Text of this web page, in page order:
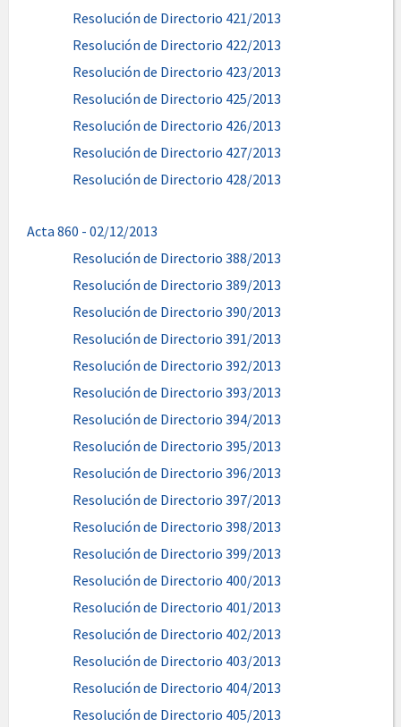
Resolución de Directorio 421/2013
Resolución de Directorio 422/2013
Resolución de Directorio 423/2013
Resolución de Directorio 425/2013
Resolución de Directorio 426/2013
Resolución de Directorio 427/2013
Resolución de Directorio 428/2013
Acta 860 - 02/12/2013
Resolución de Directorio 388/2013
Resolución de Directorio 389/2013
Resolución de Directorio 390/2013
Resolución de Directorio 391/2013
Resolución de Directorio 392/2013
Resolución de Directorio 393/2013
Resolución de Directorio 394/2013
Resolución de Directorio 395/2013
Resolución de Directorio 396/2013
Resolución de Directorio 397/2013
Resolución de Directorio 398/2013
Resolución de Directorio 399/2013
Resolución de Directorio 400/2013
Resolución de Directorio 401/2013
Resolución de Directorio 402/2013
Resolución de Directorio 403/2013
Resolución de Directorio 404/2013
Resolución de Directorio 405/2013